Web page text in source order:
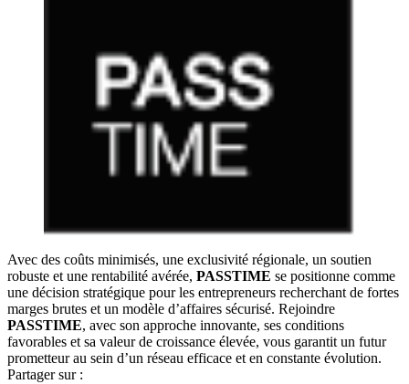
Avec des coûts minimisés, une exclusivité régionale, un soutien
robuste et une rentabilité avérée, PASSTIME se positionne comme
une décision stratégique pour les entrepreneurs recherchant de fortes
marges brutes et un modèle d’affaires sécurisé. Rejoindre
PASSTIME, avec son approche innovante, ses conditions
favorables et sa valeur de croissance élevée, vous garantit un futur
prometteur au sein d’un réseau efficace et en constante évolution.
Partager sur :